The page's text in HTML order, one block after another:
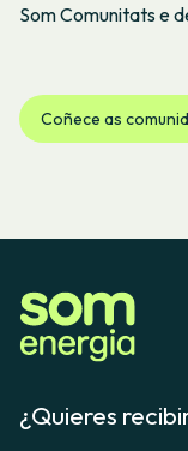
Som Comunitats e
Coñece as
¿Quieres